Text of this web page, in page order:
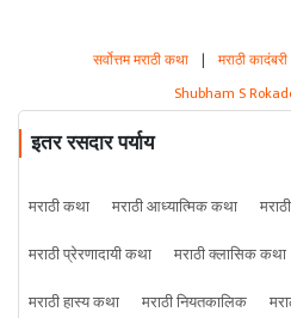
सर्वोत्तम मराठी कथा | मराठी कादंबरी
Shubham S
इतर रसदार पर्याय
मराठी कथा मराठी आध्यात्मिक कथा
मराठी प्रेरणादायी कथा
मराठी क्लासिक कथा
मराठी हास्य कथा
मराठी नियतकालिक